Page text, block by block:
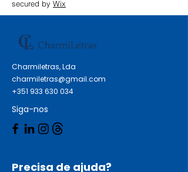
secured by Wix
Charmiletras, Lda
charmiletras@gmail.com
+351 933 630 034
Siga-nos
Precisa de ajuda?